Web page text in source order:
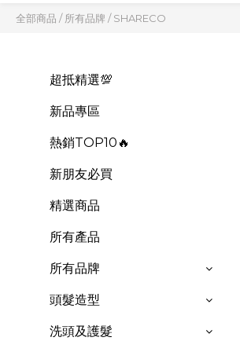
全部商品 /所有品牌 /SHARECO
超抵精選💯
新品專區
熱銷TOP10🔥
新朋友必買
精選商品
所有產品
所有品牌
頭髮造型
洗頭及護髮